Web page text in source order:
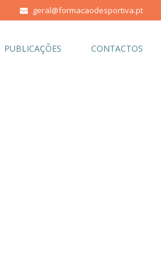
geral@formacaodesportiva.pt
PUBLICAÇÕES CONTACTOS